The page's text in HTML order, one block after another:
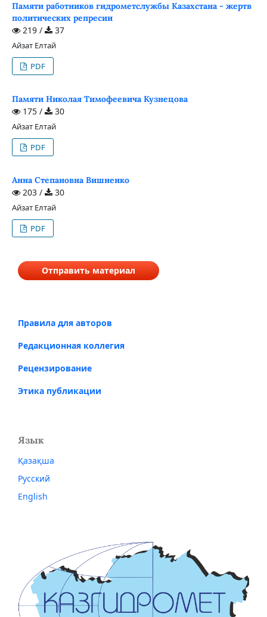
Памяти работников гидрометслужбы Казахстана - жертв
политических репресии
219 / 37
Айзат Елтай
PDF
Памяти Николая Тимофеевича Кузнецова
175 / 30
Айзат Елтай
PDF
Анна Степановна Вишненко
203 / 30
Айзат Елтай
PDF
Отправить материал
Правила для авторов
Редакционная коллегия
Рецензирование
Этика публикации
Язык
Қазақша
Русский
English